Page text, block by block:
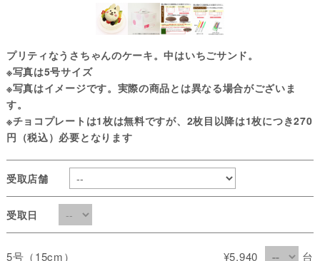
プリティなうさちゃんのケーキ。中はいちごサンド。
※写真は5号サイズ
※写真はイメージです。実際の商品とは異なる場合がございま
す。
※チョコプレートは1枚は無料ですが、2枚目以降は1枚につき270
円（税込）必要となります
受取店舗
受取日
5号（15cm） ¥5,940 台